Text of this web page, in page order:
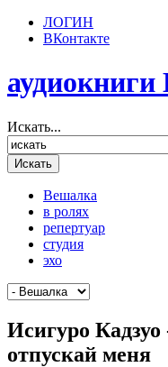
ЛОГИН
ВКонтакте
Искать...
Вешалка
в ролях
репертуар
студия
эхо
Исигуро
отпускай меня